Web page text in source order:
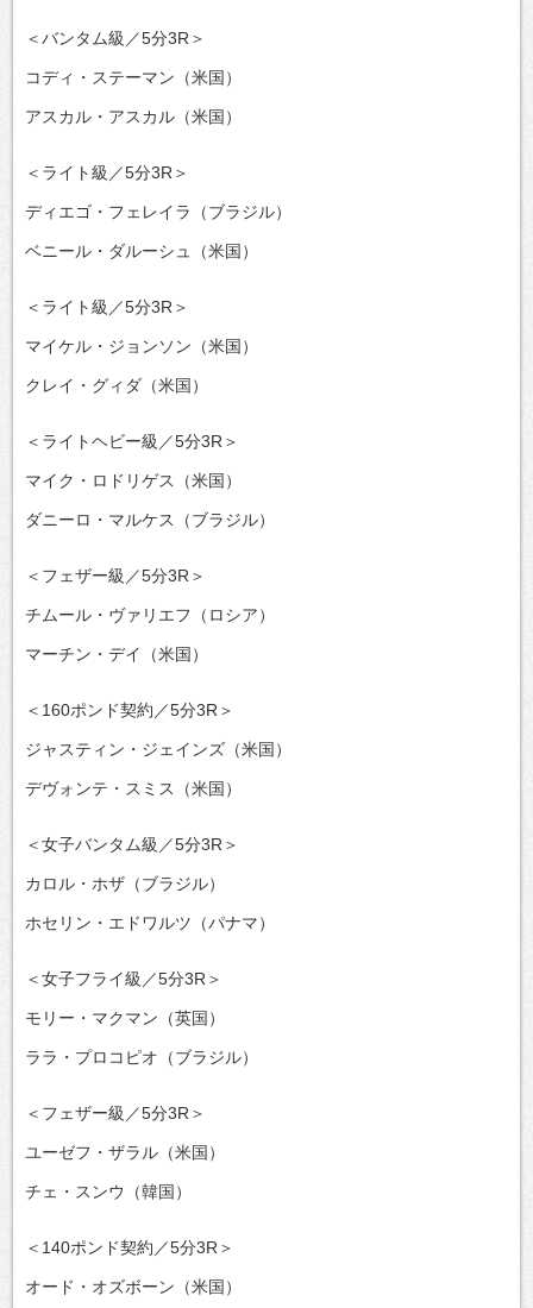
＜バンタム級／5分3R＞
コディ・ステーマン（米国）
アスカル・アスカル（米国）
＜ライト級／5分3R＞
ディエゴ・フェレイラ（ブラジル）
ベニール・ダルーシュ（米国）
＜ライト級／5分3R＞
マイケル・ジョンソン（米国）
クレイ・グィダ（米国）
＜ライトヘビー級／5分3R＞
マイク・ロドリゲス（米国）
ダニーロ・マルケス（ブラジル）
＜フェザー級／5分3R＞
チムール・ヴァリエフ（ロシア）
マーチン・デイ（米国）
＜160ポンド契約／5分3R＞
ジャスティン・ジェインズ（米国）
デヴォンテ・スミス（米国）
＜女子バンタム級／5分3R＞
カロル・ホザ（ブラジル）
ホセリン・エドワルツ（パナマ）
＜女子フライ級／5分3R＞
モリー・マクマン（英国）
ララ・プロコピオ（ブラジル）
＜フェザー級／5分3R＞
ユーゼフ・ザラル（米国）
チェ・スンウ（韓国）
＜140ポンド契約／5分3R＞
オード・オズボーン（米国）